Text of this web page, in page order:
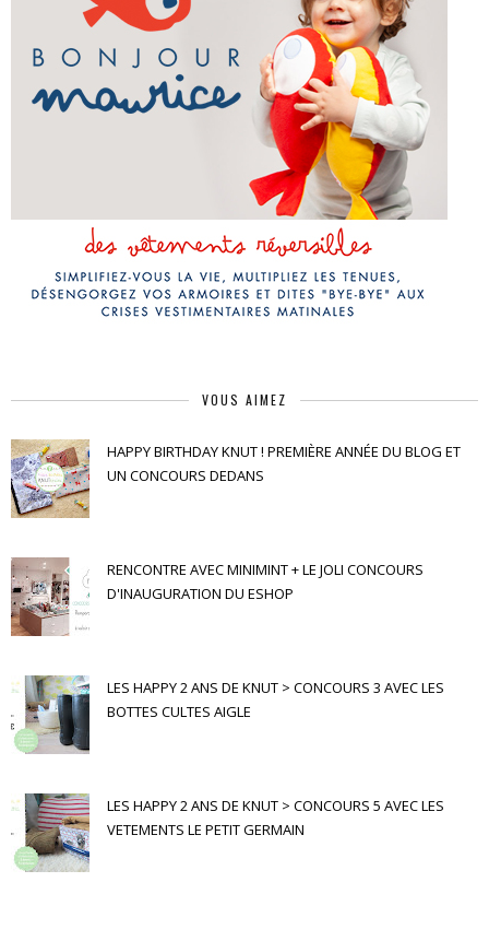
VOUS AIMEZ
HAPPY BIRTHDAY KNUT ! PREMIÈRE ANNÉE DU BLOG ET
UN CONCOURS DEDANS
RENCONTRE AVEC MINIMINT + LE JOLI CONCOURS
D'INAUGURATION DU ESHOP
LES HAPPY 2 ANS DE KNUT > CONCOURS 3 AVEC LES
BOTTES CULTES AIGLE
LES HAPPY 2 ANS DE KNUT > CONCOURS 5 AVEC LES
VETEMENTS LE PETIT GERMAIN